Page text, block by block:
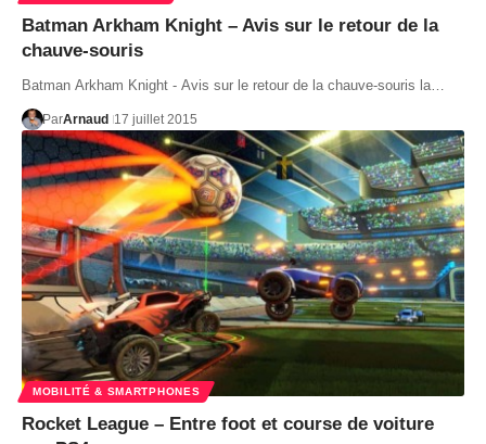
Batman Arkham Knight – Avis sur le retour de la
chauve-souris
Batman Arkham Knight - Avis sur le retour de la chauve-souris la…
ParArnaud 17 juillet 2015
MOBILITÉ & SMARTPHONES
Rocket League – Entre foot et course de voiture